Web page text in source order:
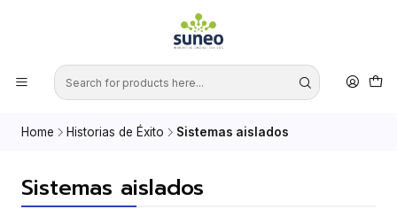
Home Historias de Éxito Sistemas aislados
Sistemas aislados